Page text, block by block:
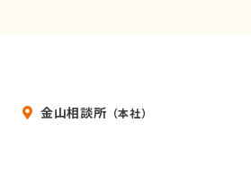
結し、お客様の個人情報
金山相談所 （本社）